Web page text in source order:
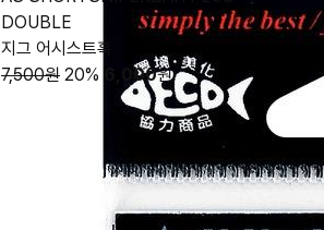
DOUBLE
지그 어시스트훅
7,500원 20% 6,000원